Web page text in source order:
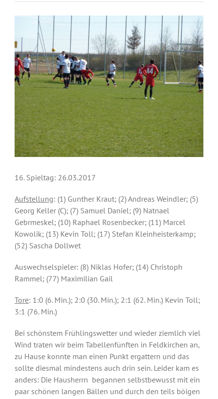
grösseres
Bild
16. Spieltag: 26.03.2017
Aufstellung: (1) Gunther Kraut; (2) Andreas Weindler; (5)
Georg Keller (C); (7) Samuel Daniel; (9) Natnael
Gebrmeskel; (10) Raphael Rosenbecker; (11) Marcel
Kowolik; (13) Kevin Toll; (17) Stefan Kleinheisterkamp;
(52) Sascha Dollwet
Auswechselspieler: (8) Niklas Hofer; (14) Christoph
Rammel; (77) Maximilian Gail
Tore: 1:0 (6. Min.); 2:0 (30. Min.); 2:1 (62. Min.) Kevin Toll;
3:1 (76. Min.)
Bei schönstem Frühlingswetter und wieder ziemlich viel
Wind traten wir beim Tabellenfünften in Feldkirchen an,
zu Hause konnte man einen Punkt ergattern und das
sollte diesmal mindestens auch drin sein. Leider kam es
anders: Die Hausherrn begannen selbstbewusst mit ein
paar schönen langen Bällen und durch den teils böigen